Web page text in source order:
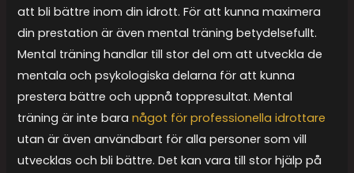
att bli bättre inom din idrott. För att kunna maximera
din prestation är även mental träning betydelsefullt.
Mental träning handlar till stor del om att utveckla de
mentala och psykologiska delarna för att kunna
prestera bättre och uppnå toppresultat. Mental
träning är inte baranågot för professionella idrottare
utan är även användbart för alla personer som vill
utvecklas och bli bättre. Det kan vara till stor hjälp på